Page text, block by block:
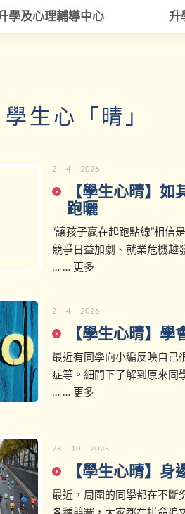
學及心理輔導中心 升
學生心「晴」
2 - 4 - 2026
【學生心晴】如
跑曬
“讓孩子贏在起跑點線”相信
競爭日益加劇、就業危機越
… … 更多
2 - 4 - 2026
【學生心晴】學
最近有同學向小編反映自己
症等。細問下了解到原來同
… … 更多
28 - 10 - 2025
【學生心晴】身
最近，周圍的同學都在不斷